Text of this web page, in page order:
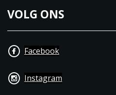
VOLG ONS
Facebook
Instagram